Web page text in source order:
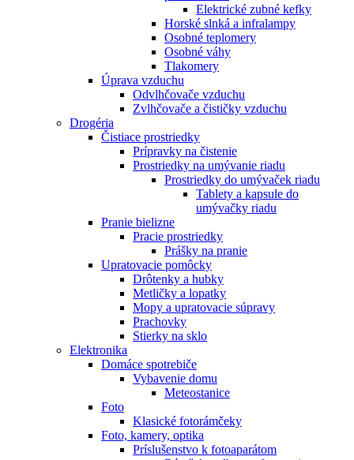
Elektrické zubné kefky
Horské slnká a infralampy
Osobné teplomery
Osobné váhy
Tlakomery
Úprava vzduchu
Odvlhčovače vzduchu
Zvlhčovače a čističky vzduchu
Drogéria
Čistiace prostriedky
Prípravky na čistenie
Prostriedky na umývanie riadu
Prostriedky do umývaček riadu
Tablety a kapsule do
umývačky riadu
Pranie bielizne
Pracie prostriedky
Prášky na pranie
Upratovacie pomôcky
Drôtenky a hubky
Metličky a lopatky
Mopy a upratovacie súpravy
Prachovky
Stierky na sklo
Elektronika
Domáce spotrebiče
Vybavenie domu
Meteostanice
Foto
Klasické fotorámčeky
Foto, kamery, optika
Príslušenstvo k fotoaparátom